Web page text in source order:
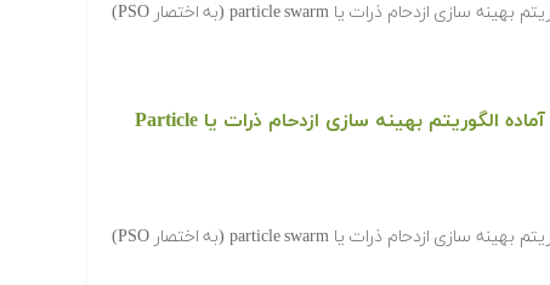
‫در ادامه کدها و برنامه های آماده الگوریتم بهینه سازی ازدحام ذرات یا particle swarm (به اختصار PSO)
دانلود رایگان کدها و برنامه های آماده الگوریتم بهینه سازی ازدحام ذرات یا Particle
‫در ادامه کدها و برنامه های آماده الگوریتم بهینه سازی ازدحام ذرات یا particle swarm (به اختصار PSO)